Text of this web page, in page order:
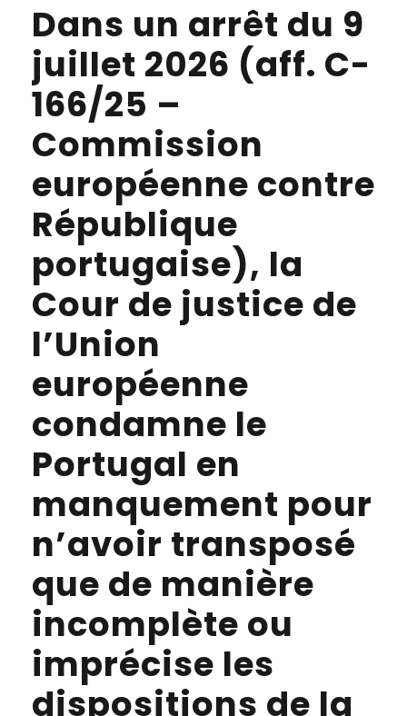
Dans un arrêt du 9
juillet 2026 (aff. C-
166/25 –
Commission
européenne contre
République
portugaise), la
Cour de justice de
l’Union
européenne
condamne le
Portugal en
manquement pour
n’avoir transposé
que de manière
incomplète ou
imprécise les
dispositions de la